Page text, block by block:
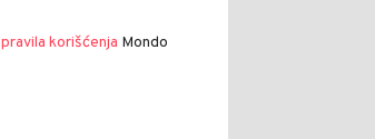
pravila korišćenja Mondo